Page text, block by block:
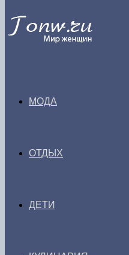
МОДА
ОТДЫХ
ДЕТИ